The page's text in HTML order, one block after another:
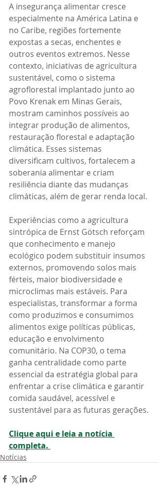
A insegurança alimentar cresce
especialmente na América Latina e
no Caribe, regiões fortemente
expostas a secas, enchentes e
outros eventos extremos. Nesse
contexto, iniciativas de agricultura
sustentável, como o sistema
agroflorestal implantado junto ao
Povo Krenak em Minas Gerais,
mostram caminhos possíveis ao
integrar produção de alimentos,
restauração florestal e adaptação
climática. Esses sistemas
diversificam cultivos, fortalecem a
soberania alimentar e criam
resiliência diante das mudanças
climáticas, além de gerar renda local.
Experiências como a agricultura
sintrópica de Ernst Götsch reforçam
que conhecimento e manejo
ecológico podem substituir insumos
externos, promovendo solos mais
férteis, maior biodiversidade e
microclimas mais estáveis. Para
especialistas, transformar a forma
como produzimos e consumimos
alimentos exige políticas públicas,
educação e envolvimento
comunitário. Na COP30, o tema
ganha centralidade como parte
essencial da estratégia global para
enfrentar a crise climática e garantir
comida saudável, acessível e
sustentável para as futuras gerações.
Clique aqui e leia a notícia
completa.
Notícias